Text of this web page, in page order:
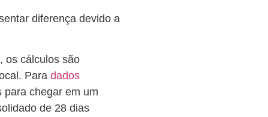
diferença devido a
os cálculos são
Para dados
para chegar em um
de 28 dias